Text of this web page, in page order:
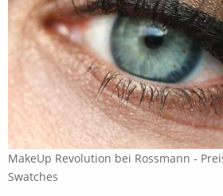
MakeUp Revolution bei Rossmann -
Swatches